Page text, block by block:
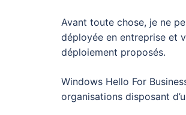
Avant toute chose, je ne
déployée en entreprise et
déploiement proposés.
Windows Hello For
organisations disposant